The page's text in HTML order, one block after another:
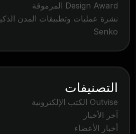
Design Award المرموقة
نشرة عمليات وتطبيقات المدن الذكية
Senko
التصنيفات
Outvise الكتب الإلكترونية
آخر الأخبار
أخبار الأعضاء